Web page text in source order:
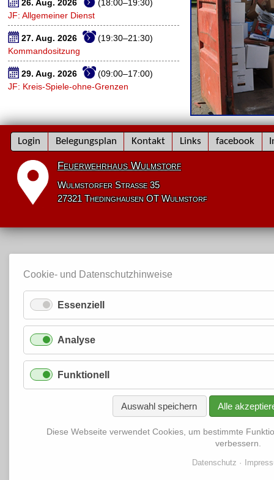
26. Aug. 2026
(18:00–19:30)
JF: Allgemeiner Dienst
27. Aug. 2026
(19:30–21:30)
Kommandositzung
29. Aug. 2026
(09:00–17:00)
JF: Kreis-Spiele-ohne-Grenzen
Navigation
überspringen
Login Belegungsplan Kontakt Links facebook
Feuerwehrhaus Wulmstorf
Wulmstorfer Straße 35
27321 Thedinghausen OT Wulmstorf
Cookie- und Datenschutzhinweise
Essenziell
Analyse
Funktionell
Auswahl speichern Alle
Diese Webseite verwendet Cookies, um bestimmte
verbessern.
Datenschutz